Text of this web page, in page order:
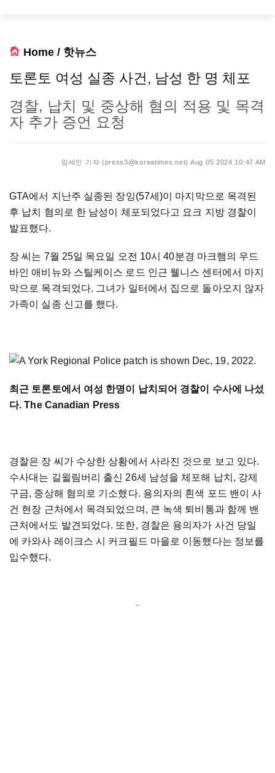
Home / 핫뉴스
토론토 여성 실종 사건, 남성 한 명 체포
경찰, 납치 및 중상해 혐의 적용 및 목격
자 추가 증언 요청
임세민 기자 (press3@koreatimes.net) Aug 05 2024 10:47 AM
GTA에서 지난주 실종된 장잉(57세)이 마지막으로 목격된
후 납치 혐의로 한 남성이 체포되었다고 요크 지방 경찰이
발표했다.
장 씨는 7월 25일 목요일 오전 10시 40분경 마크햄의 우드
바인 애비뉴와 스틸케이스 로드 인근 웰니스 센터에서 마지
막으로 목격되었다. 그녀가 일터에서 집으로 돌아오지 않자
가족이 실종 신고를 했다.
최근 토론토에서 여성 한명이 납치되어 경찰이 수사에 나섰
다. The Canadian Press
경찰은 장 씨가 수상한 상황에서 사라진 것으로 보고 있다.
수사대는 길윌림버리 출신 26세 남성을 체포해 납치, 강제
구금, 중상해 혐의로 기소했다. 용의자의 흰색 포드 밴이 사
건 현장 근처에서 목격되었으며, 큰 녹색 퇴비통과 함께 밴
근처에서도 발견되었다. 또한, 경찰은 용의자가 사건 당일
에 카와사 레이크스 시 커크필드 마을로 이동했다는 정보를
입수했다.